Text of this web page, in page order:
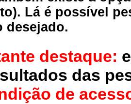
Lá é possível
desejado.
destaque:
das
de